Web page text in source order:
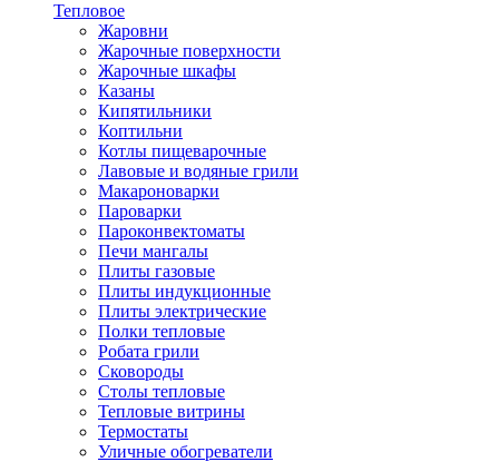
Тепловое
Жаровни
Жарочные поверхности
Жарочные шкафы
Казаны
Кипятильники
Коптильни
Котлы пищеварочные
Лавовые и водяные грили
Макароноварки
Пароварки
Пароконвектоматы
Печи мангалы
Плиты газовые
Плиты индукционные
Плиты электрические
Полки тепловые
Робата грили
Сковороды
Столы тепловые
Тепловые витрины
Термостаты
Уличные обогреватели